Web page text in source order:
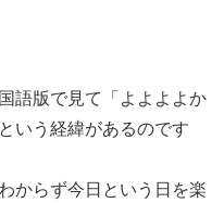
語版で見て「よよよよか
いう経緯があるのです
からず今日という日を楽